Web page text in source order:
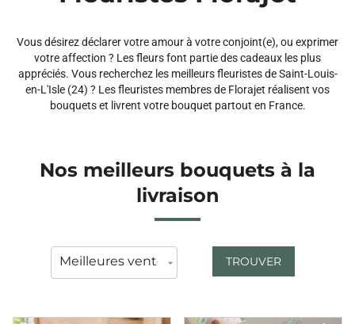
Vous désirez déclarer votre amour à votre conjoint(e), ou exprimer
votre affection ? Les fleurs font partie des cadeaux les plus
appréciés. Vous recherchez les meilleurs fleuristes de Saint-Louis-
en-L'Isle (24) ? Les fleuristes membres de Florajet réalisent vos
bouquets et livrent votre bouquet partout en France.
Nos meilleurs bouquets à la
livraison
TROUVER